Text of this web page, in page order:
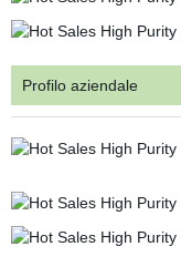
Profilo aziendale